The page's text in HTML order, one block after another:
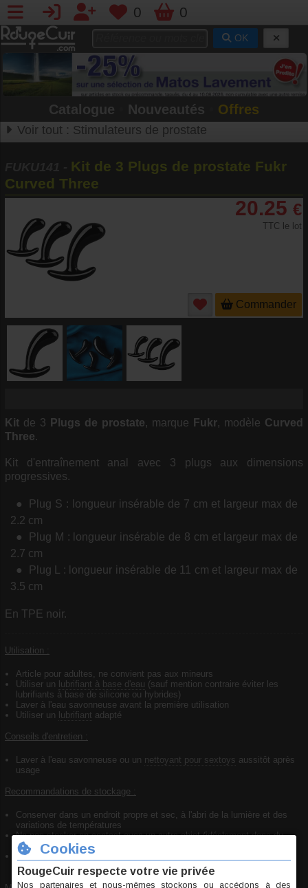
0 0
OK
Catalogue Nouveautés Offres
Voir tout : Stimulateurs de prostate
Kit de 3 Plugs de prostate Fukr
Curved Three
20.25 €
TTC le lot
Commander
Kit de 3 Plugs de prostate, marque Fukr, modèle Curved
Three.
Kit d'entraînement anal avec 3 plugs aux dimensions
progressives.
Plug S : longueur insérable de 7 cm et largeur max de
2.2 cm
Plug M : longueur insérable de 8 cm et largeur max de
2.7 cm
Plug L : longueur insérable de 11 cm et largeur max de
3.5 cm
En TPE noir.
Utilisation :
Article pour adultes, ne convient pas aux mineurs
Utiliser un lubrifiant à base d'eau (sauf mention contraire éviter les
lubrifiants à base de silicone ou hybrides)
Laver à l'eau savonneuse avant la première utilisation
Utiliser un lubrifiant adapté
Conseils d'entretien :
Laver à l'eau savonneuse ou un nettoyant pour sextoys aussitôt après
usage
Recommandations de stockage :
Conserver dans un endroit propre et sec, à l'abri de la lumière et des
variations de températures
Ne pas stocker en contact avec un autre objet (idéalement dans du
tissu)
Pour un stockage prolongé, poudrer avec de la fécule de maïs, laver
avant utilisation